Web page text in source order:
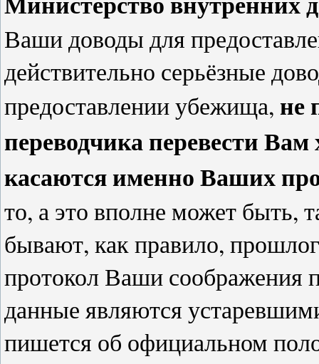
Ваши доводы для
действительно серьёзные
предоставлении убежища,не
переводчика перевести
касаются именно Ваших
то, а это вполне может быть,
бывают, как правило,
протокол Ваши соображения
данные являются
пишется об официальном